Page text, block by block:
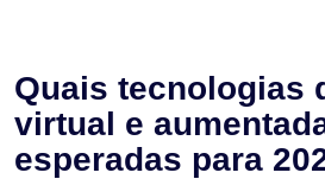
Quais tecnologias
virtual e
esperadas para